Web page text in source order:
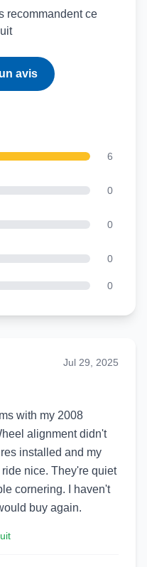
recommandent ce
avis
6
0
0
0
0
Jul 29, 2025
with my 2008
alignment didn't
installed and my
nice. They're quiet
cornering. I haven't
buy again.